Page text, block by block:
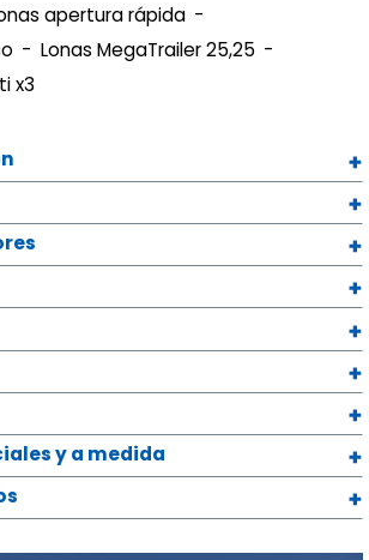
apertura rápida
Lonas MegaTrailer 25,25
x3
y a medida